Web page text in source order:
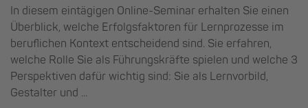
In diesem eintägigen Online-Seminar erhalten Sie einen
Überblick, welche Erfolgsfaktoren für Lernprozesse im
beruflichen Kontext entscheidend sind. Sie erfahren,
welche Rolle Sie als Führungskräfte spielen und welche 3
Perspektiven dafür wichtig sind: Sie als Lernvorbild,
Gestalter und ...